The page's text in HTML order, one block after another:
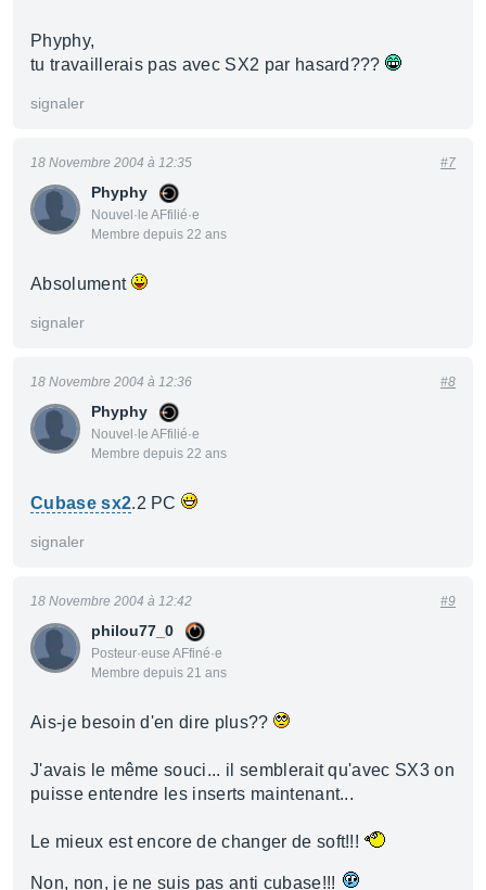
Phyphy,
tu travaillerais pas avec SX2 par hasard???
signaler
Phyphy
Nouvel·le AFfilié·e
Membre depuis 22 ans
18 Novembre 2004 à 12:35 #7
Absolument
signaler
Phyphy
Nouvel·le AFfilié·e
Membre depuis 22 ans
18 Novembre 2004 à 12:36 #8
Cubase sx2.2 PC
signaler
philou77_0
Posteur·euse AFfiné·e
Membre depuis 21 ans
18 Novembre 2004 à 12:42 #9
Ais-je besoin d'en dire plus??
J'avais le même souci... il semblerait qu'avec SX3 on
puisse entendre les inserts maintenant...
Le mieux est encore de changer de soft!!!
Non, non, je ne suis pas anti cubase!!!